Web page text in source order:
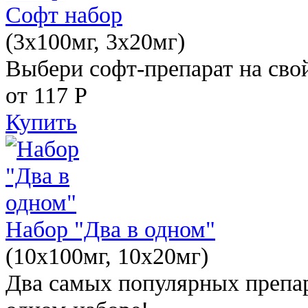
Софт набор
(3x100мг, 3x20мг)
Выбери софт-препарат на
от 117 Р
Купить
Набор "Два в одном"
(10x100мг, 10x20мг)
Два самых популярных